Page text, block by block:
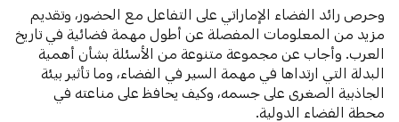
وحرص رائد الفضاء الإماراتي على التفاعل مع الحضور، وتقديم
مزيد من المعلومات المفصلة عن أطول مهمة فضائية في تاريخ
العرب. وأجاب عن مجموعة متنوعة من الأسئلة بشأن أهمية
البدلة التي ارتداها في مهمة السير في الفضاء، وما تأثير بيئة
الجاذبية الصغرى على جسمه، وكيف يحافظ على مناعته في
محطة الفضاء الدولية.